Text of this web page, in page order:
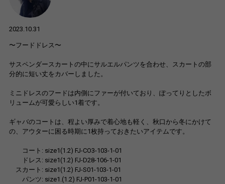
2023.10.31
〜フードドレス〜
サスペンダースカートの中にサルエルパンツを合わせ、スカートの部
分的に短い丈をカバーしました。
ミニドレスのフードは内側にファーが付いており、ぽってりとしたボ
リュームが可愛らしい1着です。
ギャバのコートは、程よい厚みで着心地も軽く、秋口から冬にかけて
の、アウターに困る時期に1枚持っておきたいアイテムです。
コート: size1(1.2) FJ-CO3-103-1-01
ドレス: size1(1.2) FJ-D28-106-1-01
スカート: size1(1.2) FJ-S01-103-1-01
パンツ: size1.(1.2) FJ-P01-103-1-01